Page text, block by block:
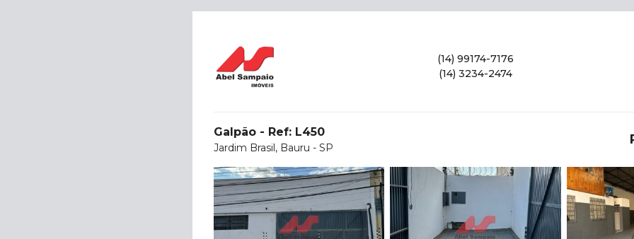
(14) 99174-7176
(14) 3234-2474
Galpão - Ref: L450
Jardim Brasil, Bauru - SP